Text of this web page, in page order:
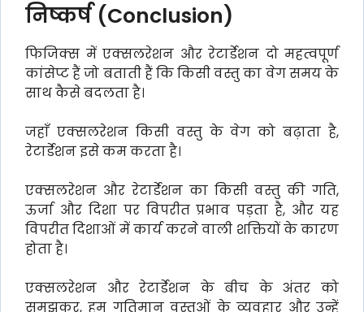
निष्कर्ष (Conclusion)
फिजिक्स में एक्सलरेशन और रेटार्डेशन दो महत्वपूर्ण
कांसेप्ट हैं जो बताती हैं कि किसी वस्तु का वेग समय के
साथ कैसे बदलता है।
जहाँ एक्सलरेशन किसी वस्तु के वेग को बढ़ाता है,
रेटार्डेशन इसे कम करता है।
एक्सलरेशन और रेटार्डेशन का किसी वस्तु की गति,
ऊर्जा और दिशा पर विपरीत प्रभाव पड़ता है, और यह
विपरीत दिशाओं में कार्य करने वाली शक्तियों के कारण
होता है।
एक्सलरेशन और रेटार्डेशन के बीच के अंतर को
समझकर, हम गतिमान वस्तुओं के व्यवहार और उन्हें